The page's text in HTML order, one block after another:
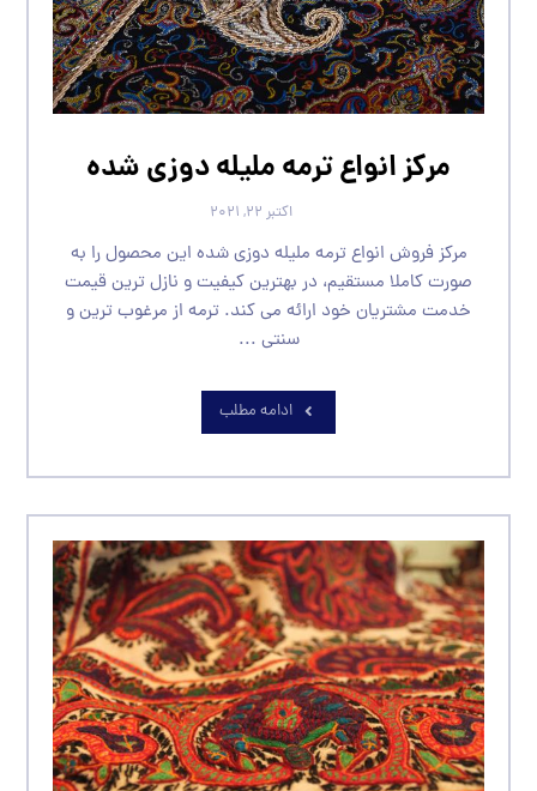
مرکز انواع ترمه ملیله دوزی شده
اکتبر ۲۲, ۲۰۲۱
مرکز فروش انواع ترمه ملیله دوزی شده این محصول را به
صورت کاملا مستقیم، در بهترین کیفیت و نازل ترین قیمت
خدمت مشتریان خود ارائه می کند. ترمه از مرغوب ترین و
سنتی ...
ادامه مطلب